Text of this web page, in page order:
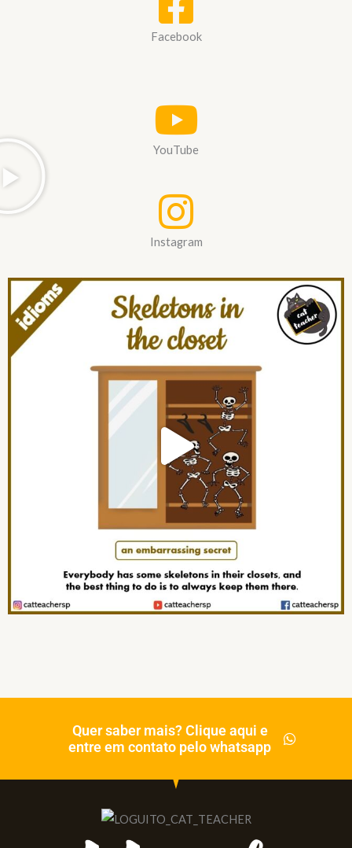
Facebook
YouTube
Instagram
Quer saber mais? Clique aqui e
entre em contato pelo whatsapp